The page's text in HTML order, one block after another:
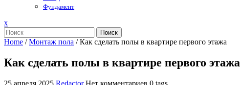
Фундамент
xЗакрыть
меню
Поиск
Home /Монтаж пола /Как сделать полы в квартире первого этажа
Как сделать полы в квартире первого этажа
25 апреля 2025 Redactor Нет комментариев 0 tags